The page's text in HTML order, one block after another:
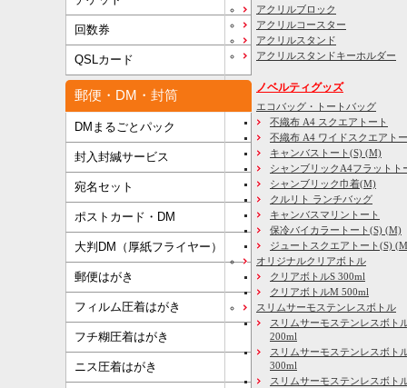
回数券
QSLカード
郵便・DM・封筒
DMまるごとパック
封入封緘サービス
宛名セット
ポストカード・DM
大判DM（厚紙フライヤー）
郵便はがき
フィルム圧着はがき
フチ糊圧着はがき
ニス圧着はがき
アクリルブロック
アクリルコースター
アクリルスタンド
アクリルスタンドキーホルダー
ノベルティグッズ
エコバッグ・トートバッグ
不織布 A4 スクエアトート
不織布 A4 ワイドスクエアト
キャンバストート(S) (M)
シャンブリックA4フラットト
シャンブリック巾着(M)
クルリト ランチバッグ
キャンバスマリントート
保冷バイカラートート(S) (M)
ジュートスクエアトート(S)
オリジナルクリアボトル
クリアボトルS 300ml
クリアボトルM 500ml
スリムサーモステンレスボトル
スリムサーモステンレスボト
200ml
スリムサーモステンレスボト
300ml
スリムサーモステンレスボト